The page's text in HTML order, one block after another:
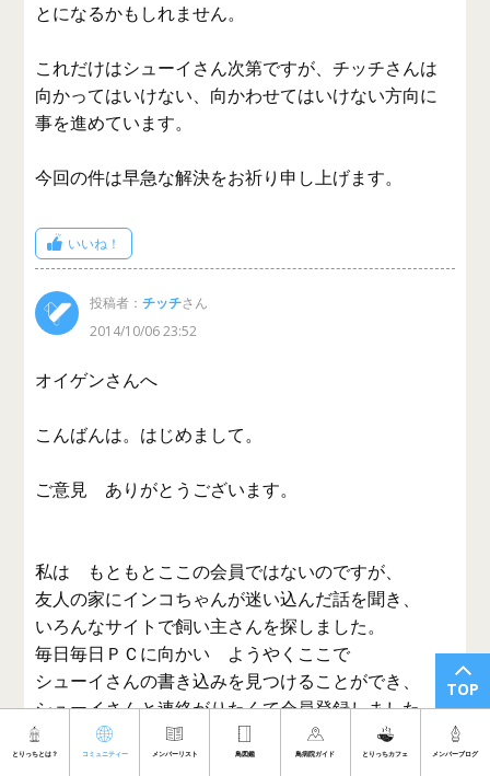
TOP
とりっちとは？ コミュニティー メンバーリスト 鳥図鑑 鳥病院ガイド とりっちカフェ メンバーブログ
とになるかもしれません。
これだけはシューイさん次第ですが、チッチさんは
向かってはいけない、向かわせてはいけない方向に
事を進めています。
今回の件は早急な解決をお祈り申し上げます。
いいね！
投稿者：チッチさん
2014/10/06 23:52
オイゲンさんへ
こんばんは。はじめまして。
ご意見 ありがとうございます。
私は もともとここの会員ではないのですが、
友人の家にインコちゃんが迷い込んだ話を聞き、
いろんなサイトで飼い主さんを探しました。
毎日毎日ＰＣに向かい ようやくここで
シューイさんの書き込みを見つけることができ、
シューイさんと連絡がりたくて会員登録しました。
私が この掲示板へのシューイさんからの返事を